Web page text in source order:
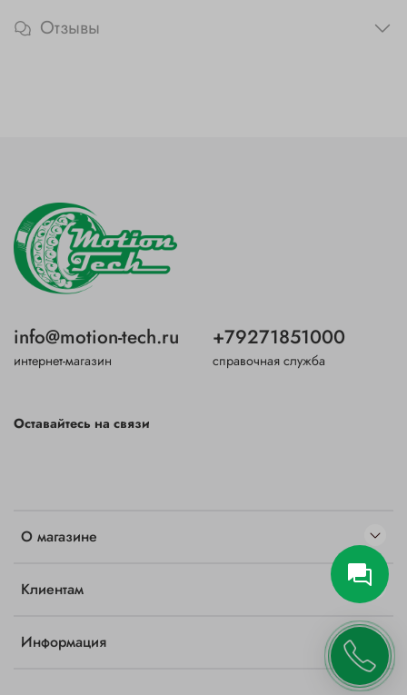
Отзывы
О магазине
Клиентам
Информация
info@motion-tech.ru
интернет-магазин
+79271851000
справочная служба
Оставайтесь на связи